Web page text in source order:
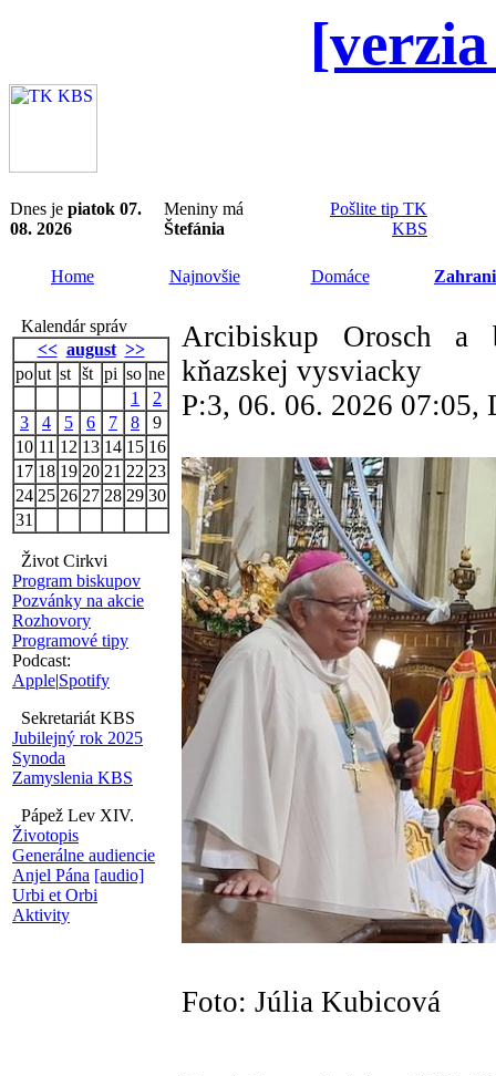
Dnes je piatok 07.
08. 2026
Meniny má
Štefánia
Pošlite tip TK
KBS
Home Najnovšie Domáce
Kalendár správ
<< august >>
po ut st št pi so ne
1
2
3
4 5 6 7 8
9
10 11 12 13 14 15 16
17 18 19 20 21 22 23
24 25 26 27 28 29 30
31
Život Cirkvi
Program biskupov
Pozvánky na akcie
Rozhovory
Programové tipy
Podcast:
Apple|Spotify
Sekretariát KBS
Jubilejný rok 2025
Synoda
Zamyslenia KBS
Pápež Lev XIV.
Životopis
Generálne audiencie
Anjel Pána [audio]
Urbi et Orbi
Aktivity
Arcibiskup Orosch a
kňazskej vysviacky
P:3, 06. 06. 2026 07:05,
Foto: Júlia Kubicová